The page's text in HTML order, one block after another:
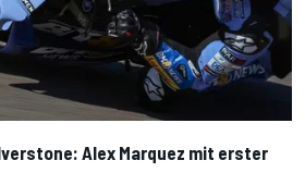
Alex Marquez mit erster